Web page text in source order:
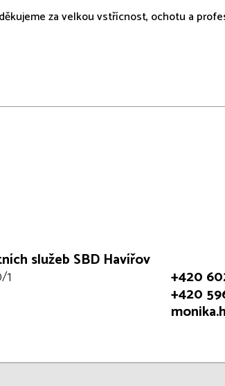
za velkou vstřícnost, ochotu a
služeb SBD Havířov
+420
+420